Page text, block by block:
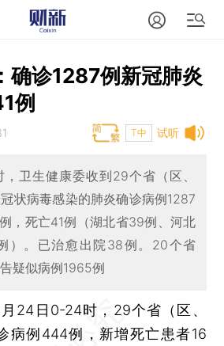
确诊1287例新冠肺炎
例
试听
T中
卫生健康委收到29个省（区、
状病毒感染的肺炎确诊病例1287
，死亡41例（湖北省39例、河北
）。已治愈出院38例。20个省
疑似病例1965例
月24日0-24时，29个省（区、
病例444例，新增死亡患者16